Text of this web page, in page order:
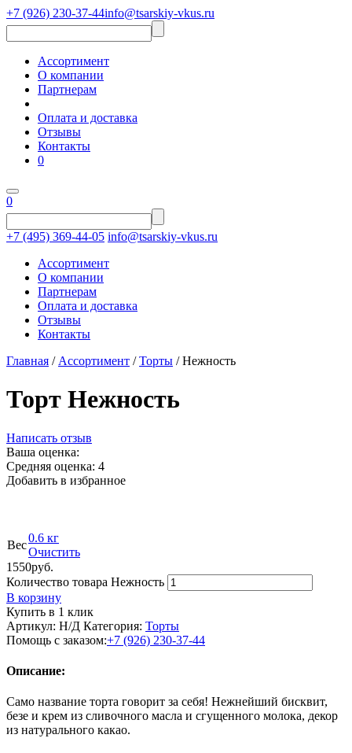
+7 (926) 230-37-44info@tsarskiy-vkus.ru
Ассортимент
О компании
Партнерам
Оплата и доставка
Отзывы
Контакты
0
0
+7 (495) 369-44-05 info@tsarskiy-vkus.ru
Ассортимент
О компании
Партнерам
Оплата и доставка
Отзывы
Контакты
Главная / Ассортимент /Торты / Нежность
Торт Нежность
Написать отзыв
Ваша оценка:
Средняя оценка: 4
Добавить в избранное
Вес
0.6 кг
Очистить
1550руб.
Количество товара Нежность
В корзину
Купить в 1 клик
Артикул: Н/Д Категория: Торты
Помощь с заказом:+7 (926) 230-37-44
Описание:
Само название торта говорит за себя! Нежнейший бисквит,
безе и крем из сливочного масла и сгущенного молока, декор
из натурального какао.